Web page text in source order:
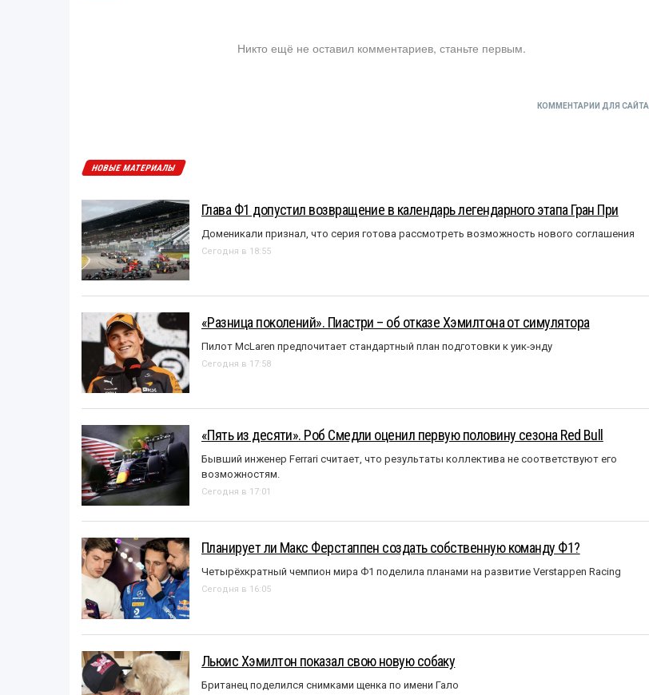
Никто ещё не оставил комментариев, станьте первым.
КОММЕНТАРИИ ДЛЯ САЙТА
НОВЫЕ МАТЕРИАЛЫ
Глава Ф1 допустил возвращение в календарь легендарного этапа Гран При
Доменикали признал, что серия готова рассмотреть возможность нового соглашения
Сегодня в 18:55
«Разница поколений». Пиастри – об отказе Хэмилтона от симулятора
Пилот McLaren предпочитает стандартный план подготовки к уик-энду
Сегодня в 17:58
«Пять из десяти». Роб Смедли оценил первую половину сезона Red Bull
Бывший инженер Ferrari считает, что результаты коллектива не соответствуют его
возможностям.
Сегодня в 17:01
Планирует ли Макс Ферстаппен создать собственную команду Ф1?
Четырёхкратный чемпион мира Ф1 поделила планами на развитие Verstappen Racing
Сегодня в 16:05
Льюис Хэмилтон показал свою новую собаку
Британец поделился снимками щенка по имени Гало